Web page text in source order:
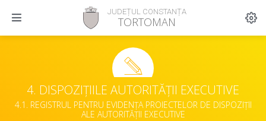
JUDEȚUL CONSTANȚA
TORTOMAN
4. DISPOZIȚIILE AUTORITĂȚII EXECUTIVE
4.1. REGISTRUL PENTRU EVIDENȚA PROIECTELOR DE DISPOZIȚII
ALE AUTORITĂȚII EXECUTIVE